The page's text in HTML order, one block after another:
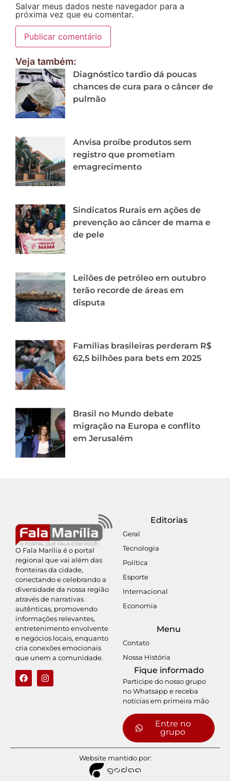
Salvar meus dados neste navegador para a
próxima vez que eu comentar.
Veja também:
Diagnóstico tardio dá poucas
chances de cura para o câncer de
pulmão
Anvisa proíbe produtos sem
registro que prometiam
emagrecimento
Sindicatos Rurais em ações de
prevenção ao câncer de mama e
de pele
Leilões de petróleo em outubro
terão recorde de áreas em
disputa
Famílias brasileiras perderam R$
62,5 bilhões para bets em 2025
Brasil no Mundo debate
migração na Europa e conflito
em Jerusalém
O Fala Marília é o portal
regional que vai além das
fronteiras da cidade,
conectando e celebrando a
diversidade da nossa região
através de narrativas
autênticas, promovendo
informações relevantes,
entretenimento envolvente
e negócios locais, enquanto
cria conexões emocionais
que unem a comunidade.
Editorias
Geral
Tecnologia
Política
Esporte
Internacional
Economia
Menu
Contato
Nossa História
Fique informado
Participe do nosso grupo
no Whatsapp e receba
notícias em primeira mão
Entre no
grupo
Website mantido por: